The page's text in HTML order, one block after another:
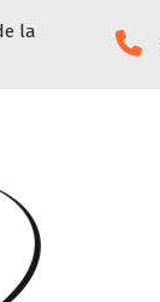
la